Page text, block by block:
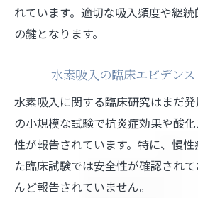
水素吸入効果 エビデンス
れています。適切な吸入頻度や継
の鍵となります。
水素吸入の臨床エビデン
水素吸入に関する臨床研究はまだ
の小規模な試験で抗炎症効果や酸
性が報告されています。特に、慢
た臨床試験では安全性が確認され
んど報告されていません。